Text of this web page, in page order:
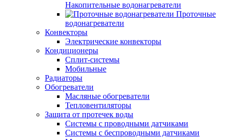
Накопительные водонагреватели
Проточные
водонагреватели
Конвекторы
Электрические конвекторы
Кондиционеры
Сплит-системы
Мобильные
Радиаторы
Обогреватели
Масляные обогреватели
Тепловентиляторы
Защита от протечек воды
Системы с проводными датчиками
Системы с беспроводными датчиками